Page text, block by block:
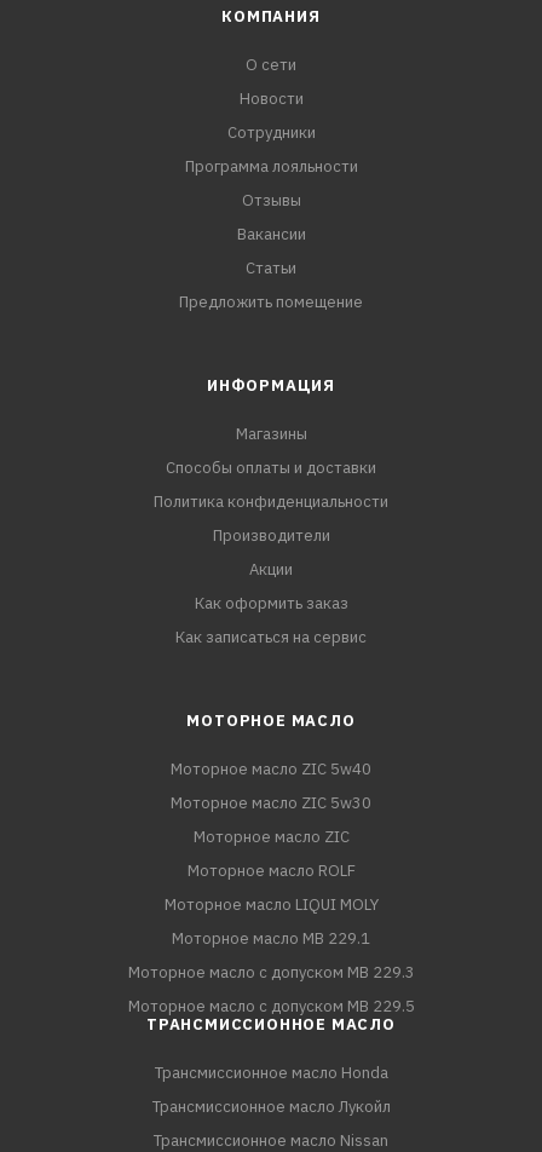
КОМПАНИЯ
О сети
Новости
Сотрудники
Программа лояльности
Отзывы
Вакансии
Статьи
Предложить помещение
ИНФОРМАЦИЯ
Магазины
Способы оплаты и доставки
Политика конфиденциальности
Производители
Акции
Как оформить заказ
Как записаться на сервис
МОТОРНОЕ МАСЛО
Моторное масло ZIC 5w40
Моторное масло ZIC 5w30
Моторное масло ZIC
Моторное масло ROLF
Моторное масло LIQUI MOLY
Моторное масло MB 229.1
Моторное масло с допуском MB 229.3
Моторное масло с допуском MB 229.5
ТРАНСМИССИОННОЕ МАСЛО
Трансмиссионное масло Honda
Трансмиссионное масло Лукойл
Трансмиссионное масло Nissan